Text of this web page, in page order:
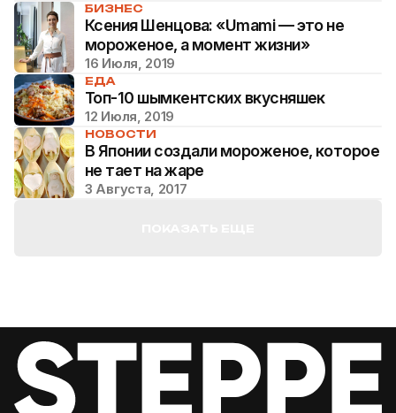
БИЗНЕС
Ксения Шенцова: «Umami — это не
мороженое, а момент жизни»
16 Июля, 2019
ЕДА
Топ-10 шымкентских вкусняшек
12 Июля, 2019
НОВОСТИ
В Японии создали мороженое, которое
не тает на жаре
3 Августа, 2017